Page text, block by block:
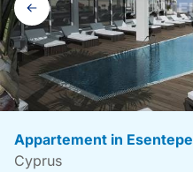
navigatie
Appartement in Esentepe
Cyprus